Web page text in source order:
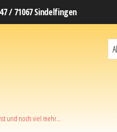
/ 71067 Sindelfingen
und noch viel mehr…